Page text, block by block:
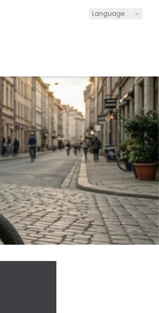
Language